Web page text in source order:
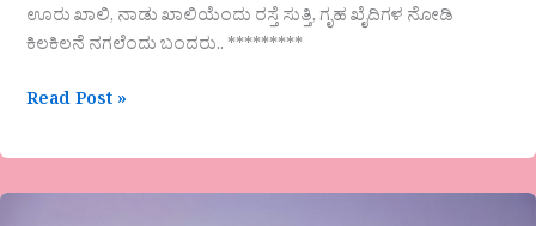
ಊರು ಖಾಲಿ, ನಾಡು ಖಾಲಿಯೆಂದು ರಸ್ತೆ ಸುತ್ತಿ, ಗೃಹ ಖೈದಿಗಳ ನೋಡಿ
ಕಿಲಕಿಲನೆ ನಗಲೆಂದು ಬಂದರು.. *********
Read Post »